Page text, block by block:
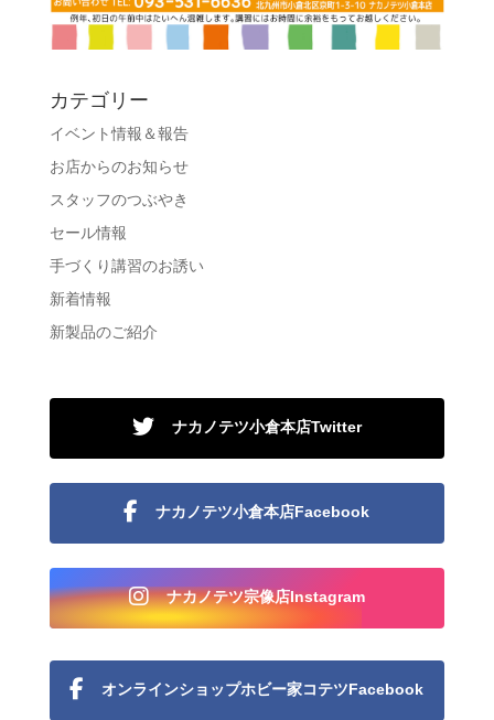
カテゴリー
イベント情報＆報告
お店からのお知らせ
スタッフのつぶやき
セール情報
手づくり講習のお誘い
新着情報
新製品のご紹介
ナカノテツ小倉本店Twitter
ナカノテツ小倉本店Facebook
ナカノテツ宗像店Instagram
オンラインショップホビー家コテツFacebook